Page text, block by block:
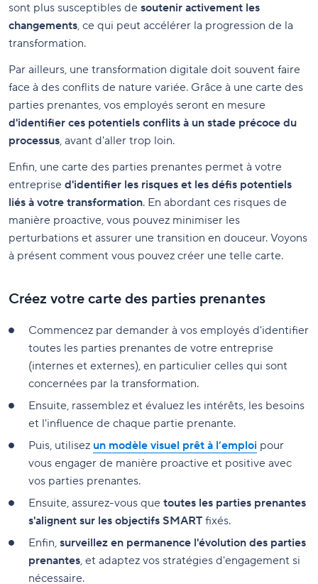
sont plus susceptibles de soutenir activement les
changements, ce qui peut accélérer la progression de la
transformation.
Par ailleurs, une transformation digitale doit souvent faire
face à des conflits de nature variée. Grâce à une carte des
parties prenantes, vos employés seront en mesure
d'identifier ces potentiels conflits à un stade précoce du
processus, avant d'aller trop loin.
Enfin, une carte des parties prenantes permet à votre
entreprise d'identifier les risques et les défis potentiels
liés à votre transformation. En abordant ces risques de
manière proactive, vous pouvez minimiser les
perturbations et assurer une transition en douceur. Voyons
à présent comment vous pouvez créer une telle carte.
Créez votre carte des parties prenantes
Commencez par demander à vos employés d'identifier
toutes les parties prenantes de votre entreprise
(internes et externes), en particulier celles qui sont
concernées par la transformation.
Ensuite, rassemblez et évaluez les intérêts, les besoins
et l'influence de chaque partie prenante.
Puis, utilisez un modèle visuel prêt à l’emploi pour
vous engager de manière proactive et positive avec
vos parties prenantes.
Ensuite, assurez-vous que toutes les parties prenantes
s'alignent sur les objectifs SMART fixés.
Enfin, surveillez en permanence l'évolution des parties
prenantes, et adaptez vos stratégies d'engagement si
nécessaire.